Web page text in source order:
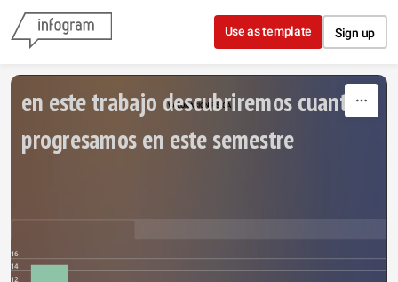
Skip to content
Use as template Sign up
en este trabajo descubriremos cuanto
progresamos en este semestre
VALORACION FISICA
16
14
12